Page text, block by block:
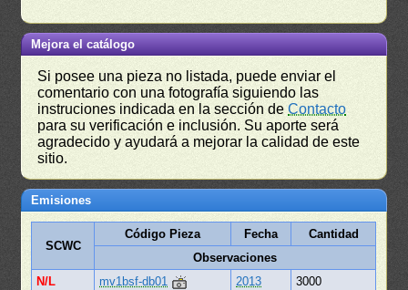
Mejora el catálogo
Si posee una pieza no listada, puede enviar el
comentario con una fotografía siguiendo las
instruciones indicada en la sección deContacto
para su verificación e inclusión. Su aporte será
agradecido y ayudará a mejorar la calidad de este
sitio.
Emisiones
SCWC
Código Pieza Fecha
Cantidad
Observaciones
N/L
mv1bsf-db01 2013 3000